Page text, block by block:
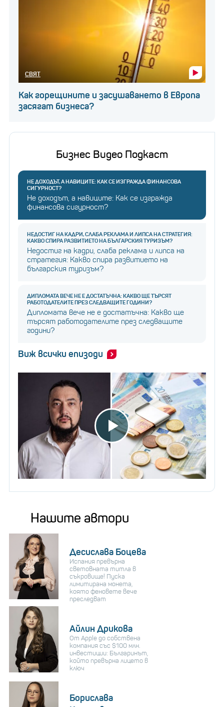
СВЯТ
Как горещините и засушаването в Европа
засягат бизнеса?
Бизнес Видео Подкаст
НЕ ДОХОДЪТ, А НАВИЦИТЕ: КАК СЕ ИЗГРАЖДА ФИНАНСОВА
СИГУРНОСТ?
Не доходът, а навиците: Как се изгражда
финансова сигурност?
НЕДОСТИГ НА КАДРИ, СЛАБА РЕКЛАМА И ЛИПСА НА СТРАТЕГИЯ:
КАКВО СПИРА РАЗВИТИЕТО НА БЪЛГАРСКИЯ ТУРИЗЪМ?
Недостиг на кадри, слаба реклама и липса на
стратегия: Какво спира развитието на
българския туризъм?
ДИПЛОМАТА ВЕЧЕ НЕ Е ДОСТАТЪЧНА: КАКВО ЩЕ ТЪРСЯТ
РАБОТОДАТЕЛИТЕ ПРЕЗ СЛЕДВАЩИТЕ ГОДИНИ?
Дипломата вече не е достатъчна: Какво ще
търсят работодателите през следващите
години?
Виж всички епизоди
Нашите автори
Десислава Боцева
Испания превърна
световната титла в
съкровище! Пуска
лимитирана монета,
която феновете вече
преследват
Айлин Дрикова
От Apple до собствена
компания със $100 млн.
инвестиции: Българинът,
който превърна лицето в
ключ
Борислава